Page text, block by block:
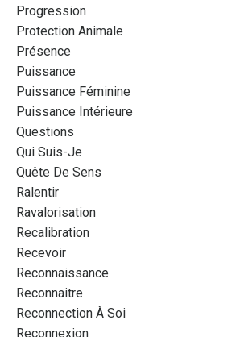
Progression
Protection Animale
Présence
Puissance
Puissance Féminine
Puissance Intérieure
Questions
Qui Suis-Je
Quête De Sens
Ralentir
Ravalorisation
Recalibration
Recevoir
Reconnaissance
Reconnaitre
Reconnection À Soi
Reconnexion